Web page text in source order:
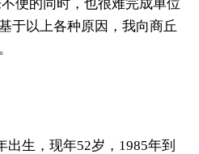
便的同时，也很难完成单位
于以上各种原因，我向商丘
生，现年52岁，1985年到